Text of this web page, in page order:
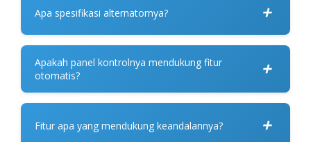
Apa spesifikasi alternatornya? +
Apakah panel kontrolnya mendukung fitur
otomatis?
+
Fitur apa yang mendukung keandalannya? +